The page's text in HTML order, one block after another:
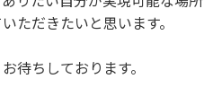
ただきたいと思います。
待ちしております。